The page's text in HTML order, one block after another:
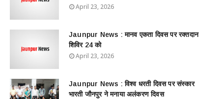
April 23, 2026
Jaunpur News : ​मानव एकता दिवस पर रक्तदान
शिविर 24 को
April 23, 2026
Jaunpur News : विश्व धरती दिवस पर संस्कार
भारती जौनपुर ने मनाया अलंकरण दिवस